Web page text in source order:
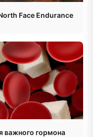
Face Endurance
важного гормона